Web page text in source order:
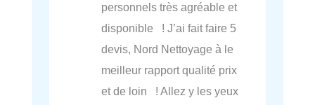
personnels très agréable et
disponible ! J’ai fait faire 5
devis, Nord Nettoyage à le
meilleur rapport qualité prix
et de loin ! Allez y les yeux